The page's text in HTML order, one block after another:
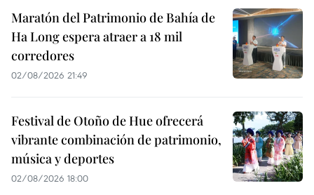
Maratón del Patrimonio de Bahía de
Ha Long espera atraer a 18 mil
corredores
02/08/2026 21:49
Festival de Otoño de Hue ofrecerá
vibrante combinación de patrimonio,
música y deportes
02/08/2026 18:00